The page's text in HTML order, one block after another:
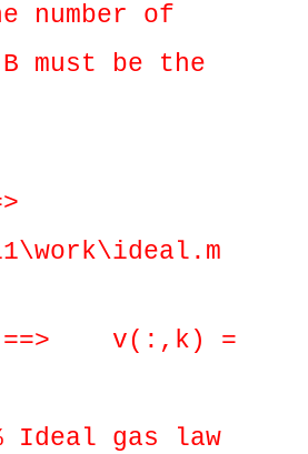
number of
must be the
==> v(:,k) =
p(k);
gas law